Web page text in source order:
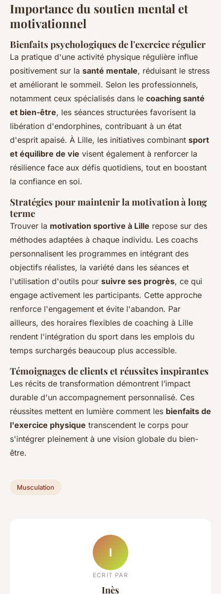
Importance du soutien mental et
motivationnel
Bienfaits psychologiques de l'exercice régulier
La pratique d'une activité physique régulière influe
positivement sur la santé mentale, réduisant le stress
et améliorant le sommeil. Selon les professionnels,
notamment ceux spécialisés dans le coaching santé
et bien-être, les séances structurées favorisent la
libération d'endorphines, contribuant à un état
d'esprit apaisé. À Lille, les initiatives combinant sport
et équilibre de vie visent également à renforcer la
résilience face aux défis quotidiens, tout en boostant
la confiance en soi.
Stratégies pour maintenir la motivation à long
terme
Trouver la motivation sportive à Lille repose sur des
méthodes adaptées à chaque individu. Les coachs
personnalisent les programmes en intégrant des
objectifs réalistes, la variété dans les séances et
l'utilisation d'outils pour suivre ses progrès, ce qui
engage activement les participants. Cette approche
renforce l'engagement et évite l'abandon. Par
ailleurs, des horaires flexibles de coaching à Lille
rendent l'intégration du sport dans les emplois du
temps surchargés beaucoup plus accessible.
Témoignages de clients et réussites inspirantes
Les récits de transformation démontrent l’impact
durable d'un accompagnement personnalisé. Ces
réussites mettent en lumière comment les bienfaits de
l'exercice physique transcendent le corps pour
s'intégrer pleinement à une vision globale du bien-
être.
Musculation
I
ECRIT PAR
Inès